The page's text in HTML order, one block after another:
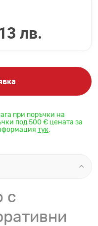
лв.
при поръчки на
под 500 € цената за
тук.
с